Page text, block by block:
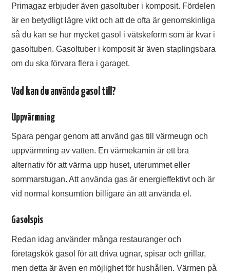
Primagaz erbjuder även gasoltuber i komposit. Fördelen
är en betydligt lägre vikt och att de ofta är genomskinliga
så du kan se hur mycket gasol i vätskeform som är kvar i
gasoltuben. Gasoltuber i komposit är även staplingsbara
om du ska förvara flera i garaget.
Vad kan du använda gasol till?
Uppvärmning
Spara pengar genom att använd gas till värmeugn och
uppvärmning av vatten. En värmekamin är ett bra
alternativ för att värma upp huset, uterummet eller
sommarstugan. Att använda gas är energieffektivt och är
vid normal konsumtion billigare än att använda el.
Gasolspis
Redan idag använder många restauranger och
företagskök gasol för att driva ugnar, spisar och grillar,
men detta är även en möjlighet för hushållen. Värmen på